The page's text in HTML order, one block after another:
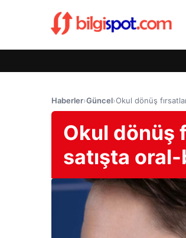
Haberler›Güncel›Okul dönüş
Okul dönüş
satışta